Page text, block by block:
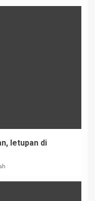
letupan di